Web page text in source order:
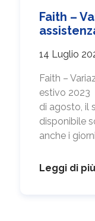
Faith –
14 Luglio
Faith –
estivo 2023
di agosto, il
disponibile
anche i
Leggi di